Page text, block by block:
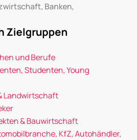
Banken,
Zielgruppen
und Berufe
Studenten, Young
Landwirtschaft
& Bauwirtschaft
KfZ, Autohändler,